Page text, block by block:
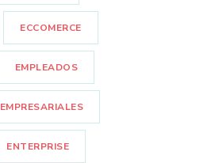
ECCOMERCE
EMPLEADOS
EMPRESARIALES
ENTERPRISE